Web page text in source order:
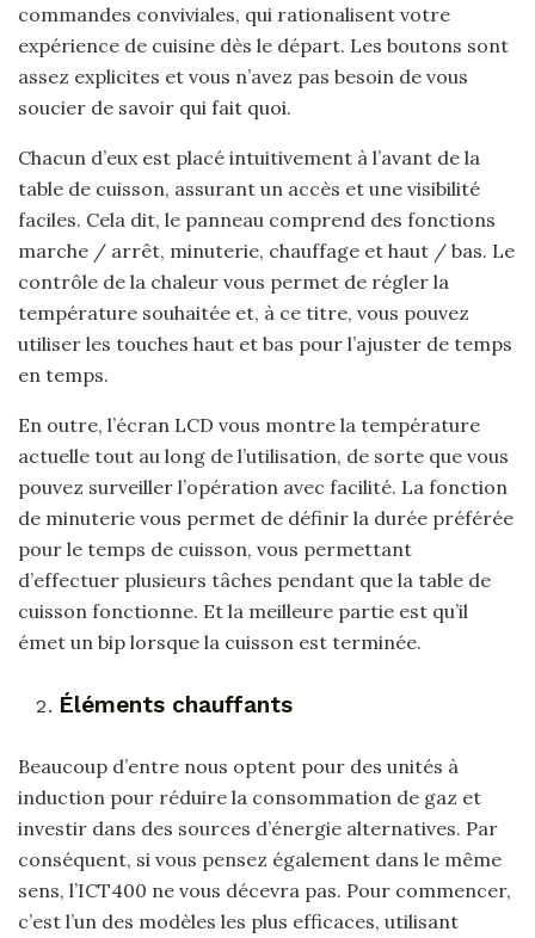
commandes conviviales, qui rationalisent votre
expérience de cuisine dès le départ. Les boutons sont
assez explicites et vous n’avez pas besoin de vous
soucier de savoir qui fait quoi.
Chacun d’eux est placé intuitivement à l’avant de la
table de cuisson, assurant un accès et une visibilité
faciles. Cela dit, le panneau comprend des fonctions
marche / arrêt, minuterie, chauffage et haut / bas. Le
contrôle de la chaleur vous permet de régler la
température souhaitée et, à ce titre, vous pouvez
utiliser les touches haut et bas pour l’ajuster de temps
en temps.
En outre, l’écran LCD vous montre la température
actuelle tout au long de l’utilisation, de sorte que vous
pouvez surveiller l’opération avec facilité. La fonction
de minuterie vous permet de définir la durée préférée
pour le temps de cuisson, vous permettant
d’effectuer plusieurs tâches pendant que la table de
cuisson fonctionne. Et la meilleure partie est qu’il
émet un bip lorsque la cuisson est terminée.
Éléments chauffants
Beaucoup d’entre nous optent pour des unités à
induction pour réduire la consommation de gaz et
investir dans des sources d’énergie alternatives. Par
conséquent, si vous pensez également dans le même
sens, l’ICT400 ne vous décevra pas. Pour commencer,
c’est l’un des modèles les plus efficaces, utilisant